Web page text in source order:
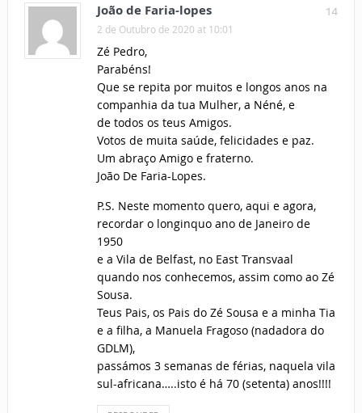
14
João de Faria-lopes
2 de Outubro de 2020 at 10:01
Zé Pedro,
Parabéns!
Que se repita por muitos e longos anos na
companhia da tua Mulher, a Néné, e
de todos os teus Amigos.
Votos de muita saúde, felicidades e paz.
Um abraço Amigo e fraterno.
João De Faria-Lopes.
P.S. Neste momento quero, aqui e agora,
recordar o longinquo ano de Janeiro de
1950
e a Vila de Belfast, no East Transvaal
quando nos conhecemos, assim como ao Zé
Sousa.
Teus Pais, os Pais do Zé Sousa e a minha Tia
e a filha, a Manuela Fragoso (nadadora do
GDLM),
passámos 3 semanas de férias, naquela vila
sul-africana…..isto é há 70 (setenta) anos!!!!